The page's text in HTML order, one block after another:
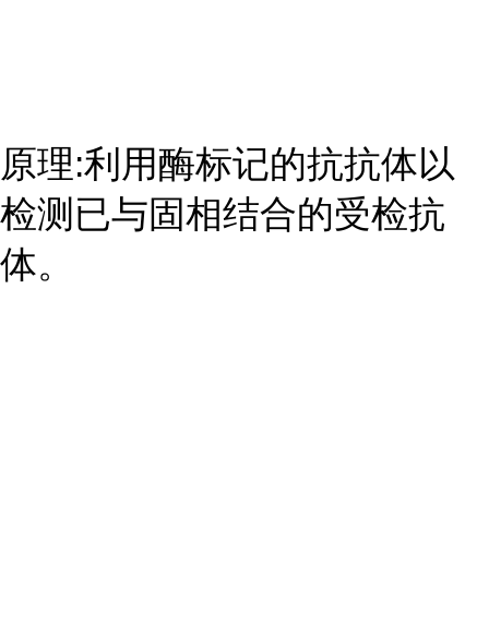
原理:利用酶标记的抗抗体以
检测已与固相结合的受检抗
体。